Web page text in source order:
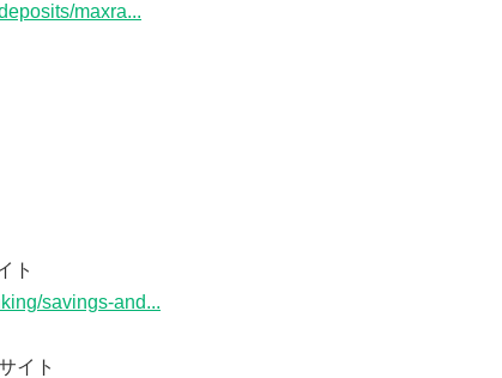
maxra...
ト
savings-and...
イト